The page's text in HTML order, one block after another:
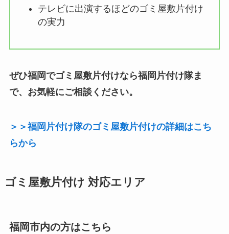
テレビに出演するほどのゴミ屋敷片付け
の実力
ぜひ福岡でゴミ屋敷片付けなら福岡片付け隊ま
で、お気軽にご相談ください。
＞＞福岡片付け隊のゴミ屋敷片付けの詳細はこち
らから
ゴミ屋敷片付け 対応エリア
福岡市内の方はこちら